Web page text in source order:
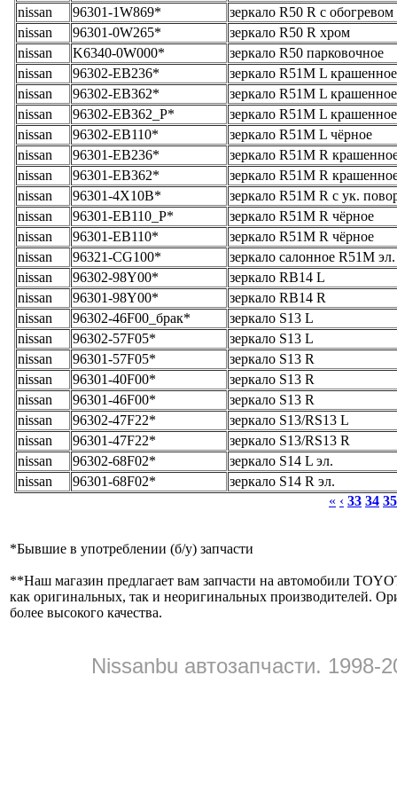
nissan
96301-1W869*
зеркало R50 R с обогревом
nissan
96301-0W265*
зеркало R50 R хром
nissan
K6340-0W000*
зеркало R50 парковочное
nissan
96302-EB236*
зеркало R51M L крашенное
nissan
96302-EB362*
зеркало R51M L крашенное
nissan
96302-EB362_Р*
зеркало R51M L крашенное
nissan
96302-EB110*
зеркало R51M L чёрное
nissan
96301-EB236*
зеркало R51M R
nissan
96301-EB362*
зеркало R51M R
nissan
96301-4X10B*
зеркало R51M R с ук.
nissan
96301-EB110_Р*
зеркало R51M R чёрное
nissan
96301-EB110*
зеркало R51M R чёрное
nissan
96321-CG100*
зеркало салонное R51M эл.
nissan
96302-98Y00*
зеркало RB14 L
nissan
96301-98Y00*
зеркало RB14 R
nissan
96302-46F00_брак*
зеркало S13 L
nissan
96302-57F05*
зеркало S13 L
nissan
96301-57F05*
зеркало S13 R
nissan
96301-40F00*
зеркало S13 R
nissan
96301-46F00*
зеркало S13 R
nissan
96302-47F22*
зеркало S13/RS13 L
nissan
96301-47F22*
зеркало S13/RS13 R
nissan
96302-68F02*
зеркало S14 L эл.
nissan
96301-68F02*
зеркало S14 R эл.
« ‹ 33 34 35
*Бывшие в употреблении (б/y) запчасти
**Наш магазин предлагает вам запчасти на автомобили
как оригинальных, так и неоригинальных производителей.
более высокого качества.
Nissanbu автозапчасти. 1998-